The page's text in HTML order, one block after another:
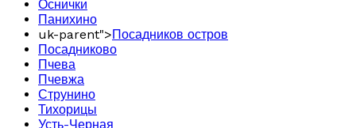
Оснички
Панихино
uk-parent">Посадников остров
Посадниково
Пчева
Пчевжа
Струнино
Тихорицы
Усть-Черная